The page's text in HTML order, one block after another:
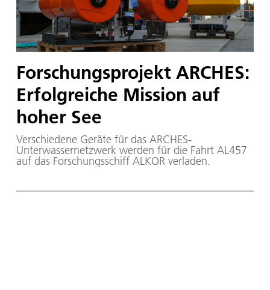
Forschungsprojekt ARCHES:
Erfolgreiche Mission auf
hoher See
Verschiedene Geräte für das ARCHES-
Unterwassernetzwerk werden für die Fahrt AL457
auf das Forschungsschiff ALKOR verladen.